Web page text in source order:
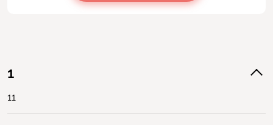
1
11